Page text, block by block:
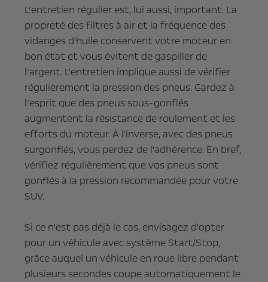
L’entretien régulier est, lui aussi, important. La
propreté des filtres à air et la fréquence des
vidanges d'huile conservent votre moteur en
bon état et vous évitent de gaspiller de
l’argent. L'entretien implique aussi de vérifier
régulièrement la pression des pneus. Gardez à
l’esprit que des pneus sous-gonflés
augmentent la résistance de roulement et les
efforts du moteur. À l'inverse, avec des pneus
surgonflés, vous perdez de l'adhérence. En bref,
vérifiez régulièrement que vos pneus sont
gonflés à la pression recommandée pour votre
SUV.
Si ce n'est pas déjà le cas, envisagez d'opter
pour un véhicule avec système Start/Stop,
grâce auquel un véhicule en roue libre pendant
plusieurs secondes coupe automatiquement le